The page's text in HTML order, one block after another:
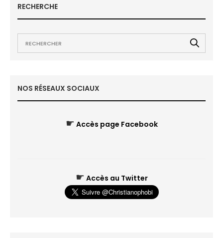
RECHERCHE
NOS RÉSEAUX SOCIAUX
☛ Accès page Facebook
☛ Accès au Twitter